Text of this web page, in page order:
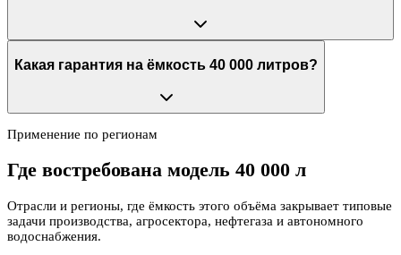
Какая гарантия на ёмкость 40 000 литров?
Применение по регионам
Где востребована модель 40 000 л
Отрасли и регионы, где ёмкость этого объёма закрывает типовые
задачи производства, агросектора, нефтегаза и автономного
водоснабжения.